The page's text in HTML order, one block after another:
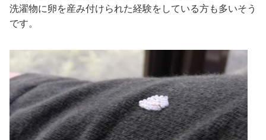
洗濯物に卵を産み付けられた経験をしている方も多いそう
です。